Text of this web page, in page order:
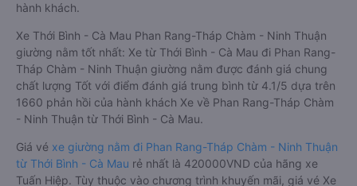
hành khách.
Xe Thới Bình - Cà Mau Phan Rang-Tháp Chàm - Ninh Thuận
giường nằm tốt nhất: Xe từ Thới Bình - Cà Mau đi Phan Rang-
Tháp Chàm - Ninh Thuận giường nằm được đánh giá chung
chất lượng Tốt với điểm đánh giá trung bình từ 4.1/5 dựa trên
1660 phản hồi của hành khách Xe về Phan Rang-Tháp Chàm
- Ninh Thuận từ Thới Bình - Cà Mau.
Giá vé xe giường nằm đi Phan Rang-Tháp Chàm - Ninh Thuận
từ Thới Bình - Cà Mau rẻ nhất là 420000VND của hãng xe
Tuấn Hiệp. Tùy thuộc vào chương trình khuyến mãi, giá vé Xe